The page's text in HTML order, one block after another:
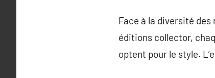
Face à la diversité des
éditions collector,
optent pour le style.